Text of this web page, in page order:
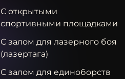
С открытыми
спортивными площадками
С залом для лазерного боя
(лазертага)
С залом для единоборств